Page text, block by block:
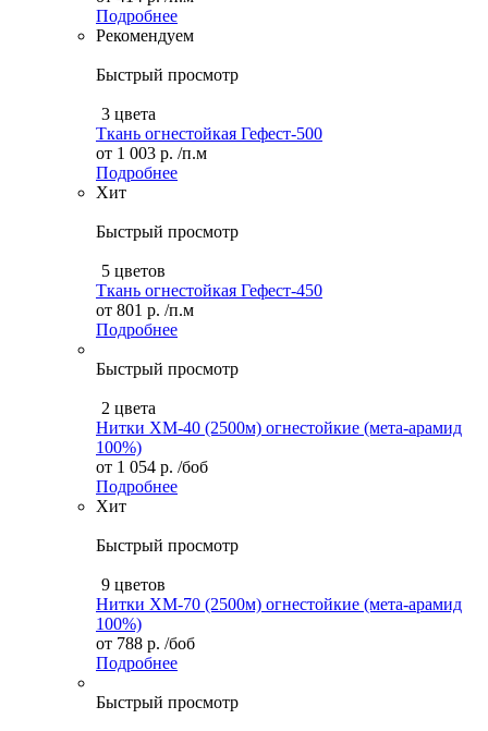
Подробнее
Рекомендуем
Быстрый просмотр
3 цвета
Ткань огнестойкая Гефест-500
от 1 003 р. /п.м
Подробнее
Хит
Быстрый просмотр
5 цветов
Ткань огнестойкая Гефест-450
от 801 р. /п.м
Подробнее
Быстрый просмотр
2 цвета
Нитки ХМ-40 (2500м) огнестойкие (мета-арамид
100%)
от 1 054 р. /боб
Подробнее
Хит
Быстрый просмотр
9 цветов
Нитки XM-70 (2500м) огнестойкие (мета-арамид
100%)
от 788 р. /боб
Подробнее
Быстрый просмотр